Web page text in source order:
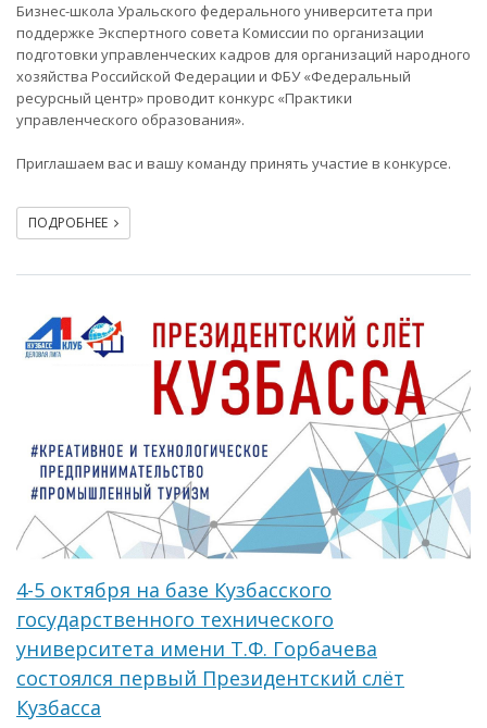
Бизнес-школа Уральского федерального университета при
поддержке Экспертного совета Комиссии по организации
подготовки управленческих кадров для организаций народного
хозяйства Российской Федерации и ФБУ «Федеральный
ресурсный центр» проводит конкурс «Практики
управленческого образования».
Приглашаем вас и вашу команду принять участие в конкурсе.
ПОДРОБНЕЕ
4-5 октября на базе Кузбасского
государственного технического
университета имени Т.Ф. Горбачева
состоялся первый Президентский слёт
Кузбасса